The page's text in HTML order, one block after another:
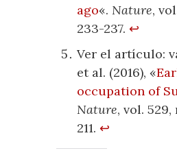
ago«. Nature,
233-237.↩
Ver el artículo:
et al. (2016), «
occupation of
Nature, vol. 529,
211.↩